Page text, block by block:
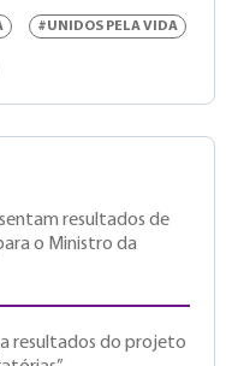
#UNIDOS PELA VIDA
resultados de
o Ministro da
resultados do projeto